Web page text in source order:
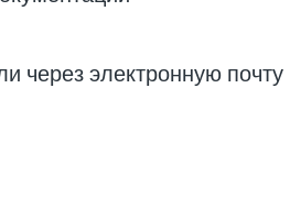
через электронную почту